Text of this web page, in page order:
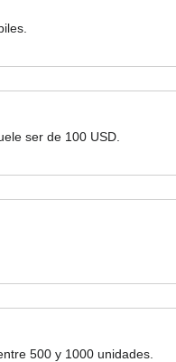
ser de 100 USD.
500 y 1000 unidades.